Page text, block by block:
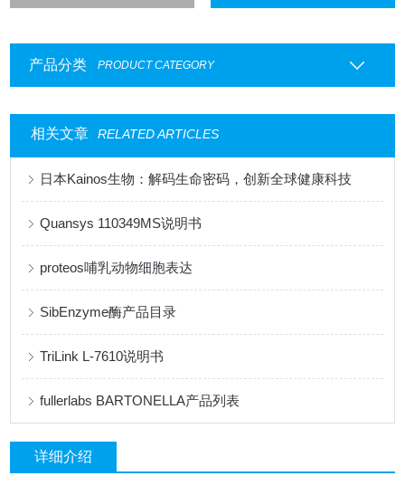
产品分类 PRODUCT CATEGORY
相关文章 RELATED ARTICLES
日本Kainos生物：解码生命密码，创新全球健康科技
Quansys 110349MS说明书
proteos哺乳动物细胞表达
SibEnzyme酶产品目录
TriLink L-7610说明书
fullerlabs BARTONELLA产品列表
详细介绍